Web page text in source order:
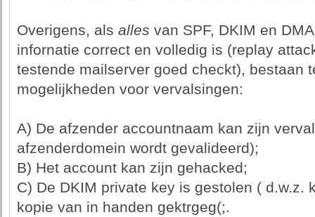
Overigens, als alles van SPF, DKIM en
infornatie correct en volledig is (replay
testende mailserver goed checkt), bestaan
mogelijkheden voor vervalsingen:
A) De afzender accountnaam kan zijn
afzenderdomein wordt gevalideerd);
B) Het account kan zijn gehacked;
C) De DKIM private key is gestolen ( d.w.z.
kopie van in handen gektrgeg(;.